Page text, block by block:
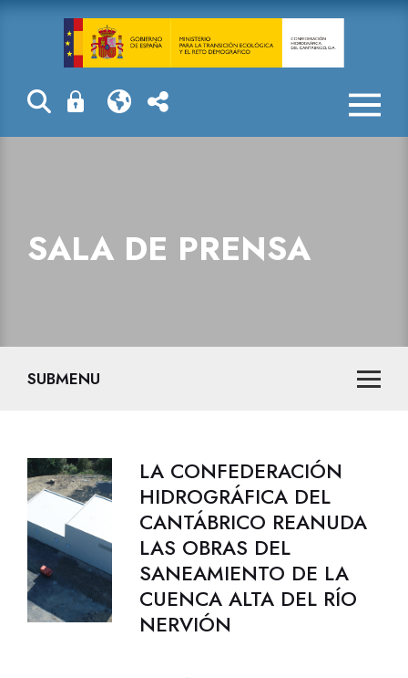
Sala de prensa
SALA DE PRENSA
SUBMENU
LA CONFEDERACIÓN
HIDROGRÁFICA DEL
CANTÁBRICO REANUDA
LAS OBRAS DEL
SANEAMIENTO DE LA
CUENCA ALTA DEL RÍO
NERVIÓN